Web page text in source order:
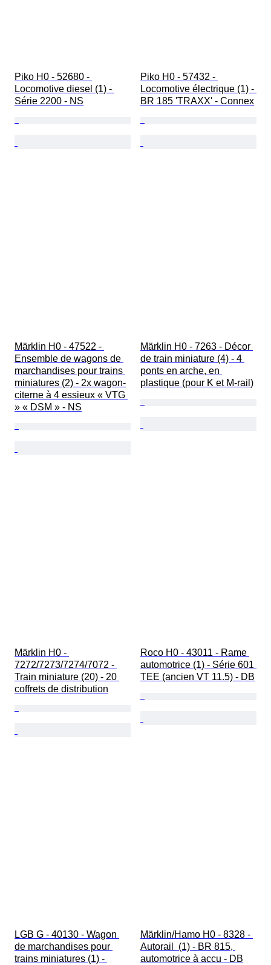
Piko H0 - 52680 -
Locomotive diesel (1) -
Série 2200 - NS
Piko H0 - 57432 -
Locomotive électrique (1) -
BR 185 'TRAXX' - Connex
Märklin H0 - 47522 -
Ensemble de wagons de
marchandises pour trains
miniatures (2) - 2x wagon-
citerne à 4 essieux « VTG
» « DSM » - NS
Märklin H0 - 7263 - Décor
de train miniature (4) - 4
ponts en arche, en
plastique (pour K et M-rail)
Märklin H0 -
7272/7273/7274/7072 -
Train miniature (20) - 20
coffrets de distribution
Roco H0 - 43011 - Rame
automotrice (1) - Série 601
TEE (ancien VT 11.5) - DB
LGB G - 40130 - Wagon
de marchandises pour
trains miniatures (1) -
Märklin/Hamo H0 - 8328 -
Autorail  (1) - BR 815,
automotrice à accu - DB